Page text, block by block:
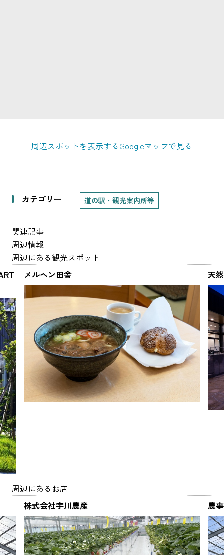
カテゴリー 道の駅・観光案内所等
周辺スポットを表示するGoogleマップで見る
関連記事
周辺情報
周辺にある観光スポット
メルヘン田舎 天
周辺にあるお店
株式会社宇川農産
農